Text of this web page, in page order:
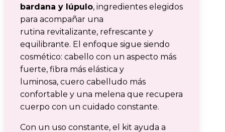
bardana y lúpulo, ingredientes elegidos
para acompañar una
rutina revitalizante, refrescante y
equilibrante. El enfoque sigue siendo
cosmético: cabello con un aspecto más
fuerte, fibra más elástica y
luminosa, cuero cabelludo más
confortable y una melena que recupera
cuerpo con un cuidado constante.
Con un uso constante, el kit ayuda a